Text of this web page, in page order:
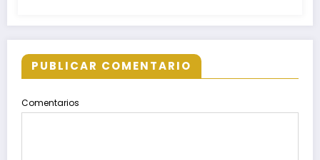
PUBLICAR COMENTARIO
Comentarios